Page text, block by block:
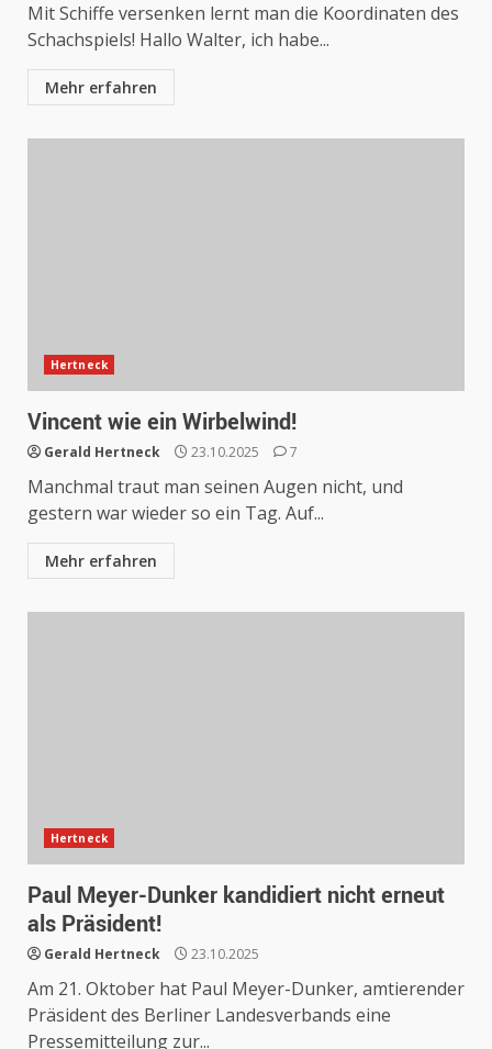
Mit Schiffe versenken lernt man die Koordinaten des
Schachspiels! Hallo Walter, ich habe...
Mehr erfahren
Hertneck
Vincent wie ein Wirbelwind!
Gerald Hertneck 23.10.2025 7
Manchmal traut man seinen Augen nicht, und
gestern war wieder so ein Tag. Auf...
Mehr erfahren
Hertneck
Paul Meyer-Dunker kandidiert nicht erneut
als Präsident!
Gerald Hertneck 23.10.2025
Am 21. Oktober hat Paul Meyer-Dunker, amtierender
Präsident des Berliner Landesverbands eine
Pressemitteilung zur...